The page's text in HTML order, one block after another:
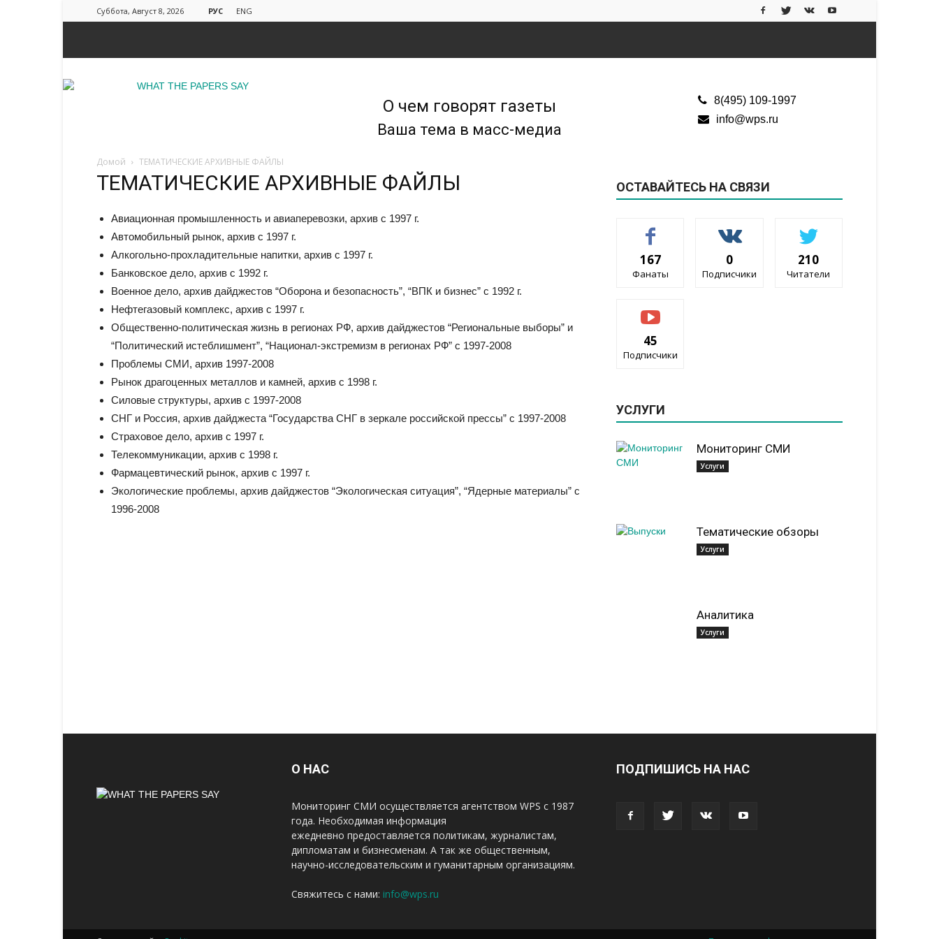
Суббота, Август 8, 2026 РУС ENG
чем
говорят
газеты
О чем говорят газеты
Ваша тема в масс-медиа
8(495) 109-1997
info@wps.ru
Домой ТЕМАТИЧЕСКИЕ АРХИВНЫЕ ФАЙЛЫ
ТЕМАТИЧЕСКИЕ АРХИВНЫЕ ФАЙЛЫ
Авиационная промышленность и авиаперевозки, архив с 1997 г.
Автомобильный рынок, архив с 1997 г.
Алкогольно-прохладительные напитки, архив с 1997 г.
Банковское дело, архив с 1992 г.
Военное дело, архив дайджестов “Оборона и безопасность”, “ВПК и бизнес” с 1992 г.
Нефтегазовый комплекс, архив с 1997 г.
Общественно-политическая жизнь в регионах РФ, архив дайджестов “Региональные выборы” и
“Политический истеблишмент”, “Национал-экстремизм в регионах РФ” с 1997-2008
Проблемы СМИ, архив 1997-2008
Рынок драгоценных металлов и камней, архив с 1998 г.
Силовые структуры, архив с 1997-2008
СНГ и Россия, архив дайджеста “Государства СНГ в зеркале российской прессы” с 1997-2008
Страховое дело, архив с 1997 г.
Телекоммуникации, архив с 1998 г.
Фармацевтический рынок, архив с 1997 г.
Экологические проблемы, архив дайджестов “Экологическая ситуация”, “Ядерные материалы” с
1996-2008
ОСТАВАЙТЕСЬ НА СВЯЗИ
167
Фанаты
0
Подписчики
210
Читатели
45
Подписчики
УСЛУГИ
Мониторинг СМИ
Услуги
Тематические обзоры
Услуги
Аналитика
Услуги
О НАС
Мониторинг СМИ осуществляется агентством WPS с 1987
года. Необходимая информация
ежедневно предоставляется политикам, журналистам,
дипломатам и бизнесменам. А так же общественным,
научно-исследовательским и гуманитарным организациям.
Свяжитесь с нами: info@wps.ru
ПОДПИШИСЬ НА НАС